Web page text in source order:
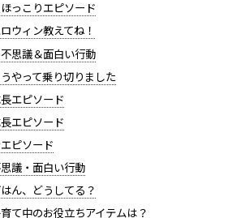
っこりエピソード
ウィン教えてね！
思議＆面白い行動
やって乗り切りました
エピソード
エピソード
ピソード
議・面白い行動
ん、どうしてる？
て中のお役立ちアイテムは？